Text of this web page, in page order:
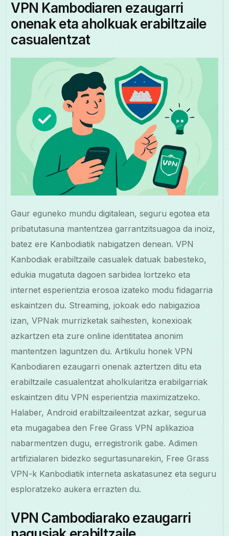
VPN Kambodiaren ezaugarri
onenak eta aholkuak erabiltzaile
casualentzat
Gaur eguneko mundu digitalean, seguru egotea eta
pribatutasuna mantentzea garrantzitsuagoa da inoiz,
batez ere Kanbodiatik nabigatzen denean. VPN
Kanbodiak erabiltzaile casualek datuak babesteko,
edukia mugatuta dagoen sarbidea lortzeko eta
internet esperientzia erosoa izateko modu fidagarria
eskaintzen du. Streaming, jokoak edo nabigazioa
izan, VPNak murrizketak saihesten, konexioak
azkartzen eta zure online identitatea anonim
mantentzen laguntzen du. Artikulu honek VPN
Kanbodiaren ezaugarri onenak aztertzen ditu eta
erabiltzaile casualentzat aholkularitza erabilgarriak
eskaintzen ditu VPN esperientzia maximizatzeko.
Halaber, Android erabiltzaileentzat azkar, segurua
eta mugagabea den Free Grass VPN aplikazioa
nabarmentzen dugu, erregistrorik gabe. Adimen
artifizialaren bidezko segurtasunarekin, Free Grass
VPN-k Kanbodiatik interneta askatasunez eta seguru
esploratzeko aukera errazten du.
VPN Cambodiarako ezaugarri